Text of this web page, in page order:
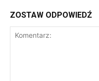
ZOSTAW ODPOWIEDŹ